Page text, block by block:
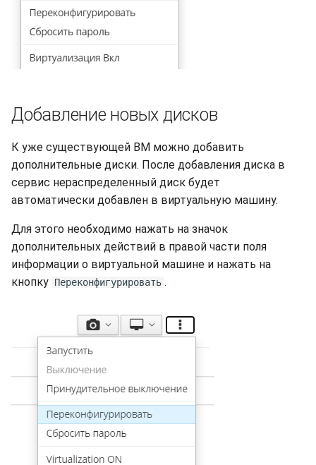
Добавление новых дисков
К уже существующей ВМ можно добавить
дополнительные диски. После добавления диска в
сервис нераспределенный диск будет
автоматически добавлен в виртуальную машину.
Для этого необходимо нажать на значок
дополнительных действий в правой части поля
информации о виртуальной машине и нажать на
кнопку Переконфигурировать .